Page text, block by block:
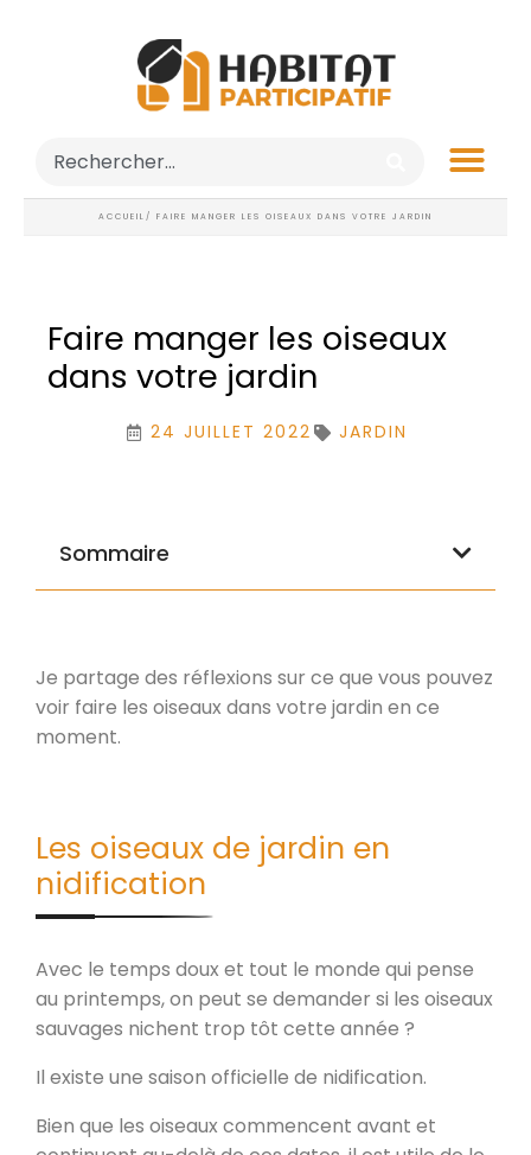
ACCUEIL / FAIRE MANGER LES OISEAUX DANS VOTRE JARDIN
Faire manger les oiseaux
dans votre jardin
24 JUILLET 2022 JARDIN
Sommaire
Je partage des réflexions sur ce que vous pouvez
voir faire les oiseaux dans votre jardin en ce
moment.
Les oiseaux de jardin en
nidification
Avec le temps doux et tout le monde qui pense
au printemps, on peut se demander si les oiseaux
sauvages nichent trop tôt cette année ?
Il existe une saison officielle de nidification.
Bien que les oiseaux commencent avant et